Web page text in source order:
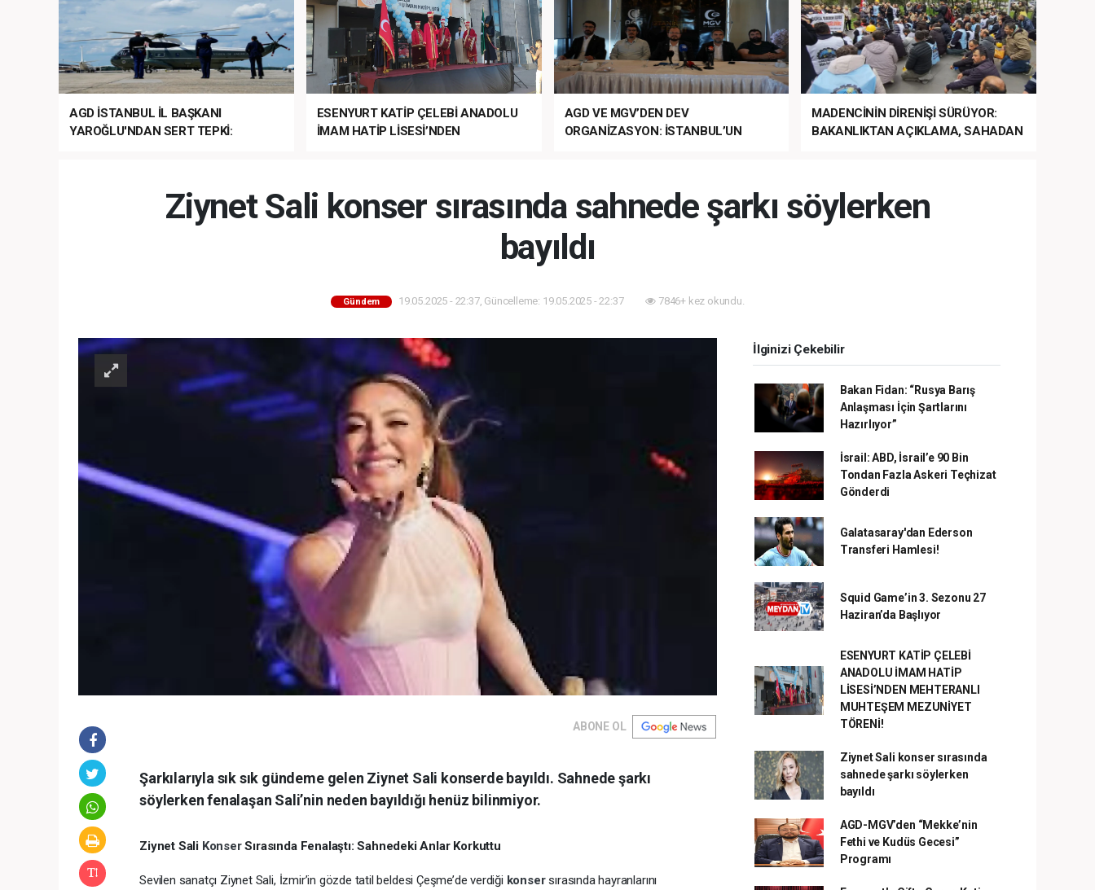
AGD İSTANBUL İL BAŞKANI
YAROĞLU'NDAN SERT TEPKİ:
ESENYURT KATİP ÇELEBİ ANADOLU
İMAM HATİP LİSESİ’NDEN
AGD VE MGV’DEN DEV
ORGANİZASYON: İSTANBUL’UN
MADENCİNİN DİRENİŞİ SÜRÜYOR:
BAKANLIKTAN AÇIKLAMA, SAHADAN
Ziynet Sali konser sırasında sahnede şarkı söylerken
bayıldı
Gündem 19.05.2025 - 22:37, Güncelleme: 19.05.2025 - 22:37 7846+ kez okundu.
ABONE OL
Şarkılarıyla sık sık gündeme gelen Ziynet Sali konserde bayıldı. Sahnede şarkı
söylerken fenalaşan Sali’nin neden bayıldığı henüz bilinmiyor.
Ziynet Sali KonserSırasında Fenalaştı: Sahnedeki Anlar Korkuttu
Sevilen sanatçı Ziynet Sali, İzmir’in gözde tatil beldesi Çeşme’de verdiği konsersırasında hayranlarını
İlginizi Çekebilir
Bakan Fidan: “Rusya Barış
Anlaşması İçin Şartlarını
Hazırlıyor”
İsrail: ABD, İsrail’e 90 Bin
Tondan Fazla Askeri Teçhizat
Gönderdi
Galatasaray'dan Ederson
Transferi Hamlesi!
Squid Game’in 3. Sezonu 27
Haziran’da Başlıyor
ESENYURT KATİP ÇELEBİ
ANADOLU İMAM HATİP
LİSESİ’NDEN MEHTERANLI
MUHTEŞEM MEZUNİYET
TÖRENİ!
Ziynet Sali konser sırasında
sahnede şarkı söylerken
bayıldı
AGD-MGV’den “Mekke’nin
Fethi ve Kudüs Gecesi”
Programı